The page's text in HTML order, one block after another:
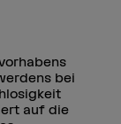
bei
auf die